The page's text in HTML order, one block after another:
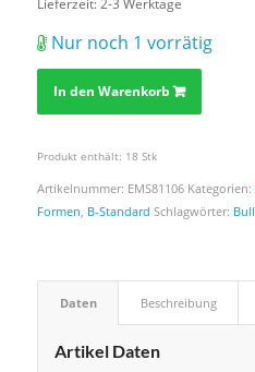
Nur noch 1 vorrätig
In den Warenkorb
Produkt enthält: 18 Stk
Artikelnummer: EMS81106 Kategorien:
Formen, B-Standard Schlagwörter:
Daten Beschreibung
Artikel Daten